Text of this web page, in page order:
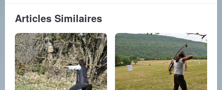
Articles Similaires